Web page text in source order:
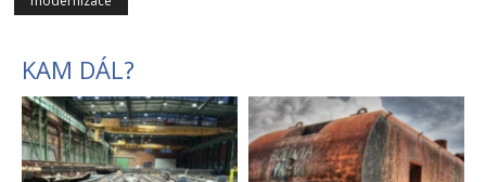
KAM DÁL?